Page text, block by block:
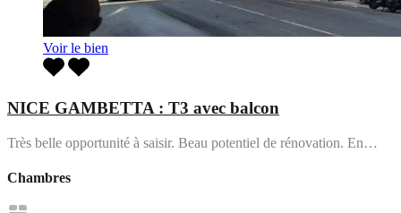
Voir le bien
NICE GAMBETTA : T3 avec balcon
Très belle opportunité à saisir. Beau potentiel de rénovation. En…
Chambres